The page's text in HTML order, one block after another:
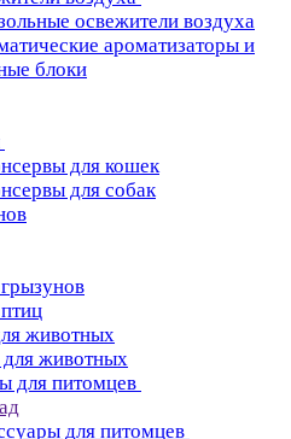
освежители воздуха
ароматизаторы и
блоки
для кошек
для собак
животных
животных
для питомцев
для питомцев